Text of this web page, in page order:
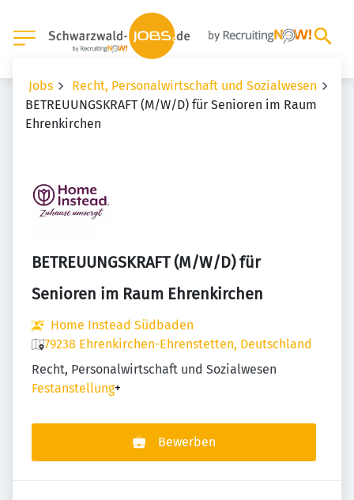
Jobs
Recht, Personalwirtschaft und Sozialwesen
BETREUUNGSKRAFT (M/W/D) für Senioren im Raum
Ehrenkirchen
BETREUUNGSKRAFT (M/W/D) für
Senioren im Raum Ehrenkirchen
Home Instead Südbaden
79238 Ehrenkirchen-Ehrenstetten, Deutschland
Recht, Personalwirtschaft und Sozialwesen
Festanstellung+
Bewerben